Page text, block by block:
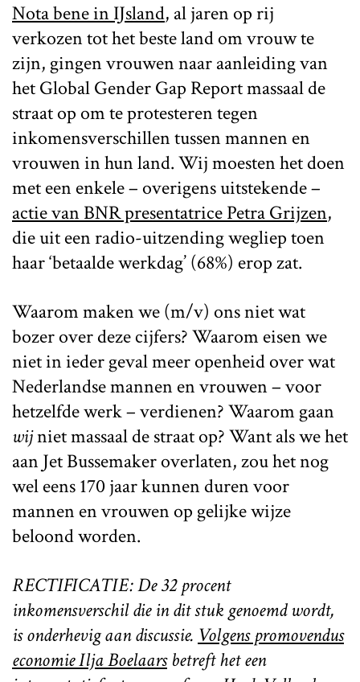
Nota bene in IJsland, al jaren op rij
verkozen tot het beste land om vrouw te
zijn, gingen vrouwen naar aanleiding van
het Global Gender Gap Report massaal de
straat op om te protesteren tegen
inkomensverschillen tussen mannen en
vrouwen in hun land. Wij moesten het doen
met een enkele – overigens uitstekende –
actie van BNR presentatrice Petra Grijzen,
die uit een radio-uitzending wegliep toen
haar ‘betaalde werkdag’ (68%) erop zat.
Waarom maken we (m/v) ons niet wat
bozer over deze cijfers? Waarom eisen we
niet in ieder geval meer openheid over wat
Nederlandse mannen en vrouwen – voor
hetzelfde werk – verdienen? Waarom gaan
wijniet massaal de straat op? Want als we het
aan Jet Bussemaker overlaten, zou het nog
wel eens 170 jaar kunnen duren voor
mannen en vrouwen op gelijke wijze
beloond worden.
RECTIFICATIE: De 32 procent
inkomensverschil die in dit stuk genoemd wordt,
is onderhevig aan discussie. Volgens promovendus
economie Ilja Boelaarsbetreft het een